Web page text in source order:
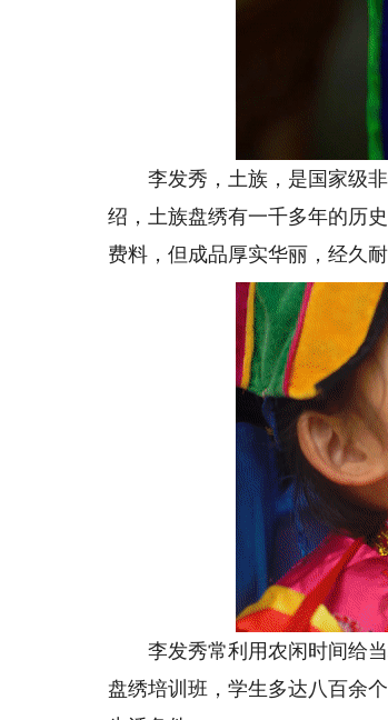
李发秀，土族，是 国家级
绍，土族盘绣有一千多年的历
费料，但成品厚实华丽，经久耐
李发秀常利用农闲时间给当
盘绣培训班，学生多达八百余